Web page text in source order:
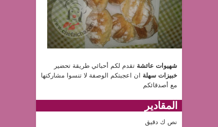
شهيوات عائشة تقدم لكم أحبائي طريقة تحضير
خبيزات سهلة ان اعجبتكم الوصفة لا تنسوا مشاركتها
مع أصدقائكم
المقادير
نص ك دقيق